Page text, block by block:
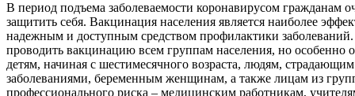
В период подъема заболеваемости коронавирусом гражданам
защитить себя. Вакцинация населения является наиболее
надежным и доступным средством профилактики заболеваний.
проводить вакцинацию всем группам населения, но особенно
детям, начиная с шестимесячного возраста, людям,
заболеваниями, беременным женщинам, а также лицам из
профессионального риска – медицинским работникам,